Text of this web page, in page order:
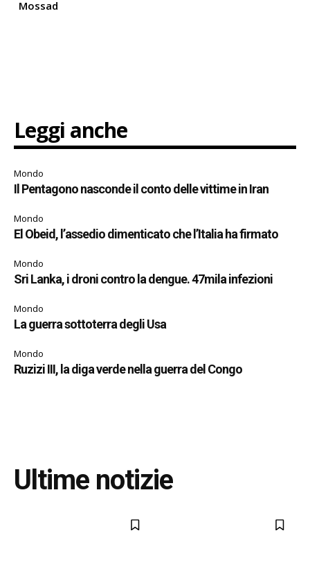
Mossad
Leggi anche
Mondo
Il Pentagono nasconde il conto delle vittime in Iran
Mondo
El Obeid, l’assedio dimenticato che l’Italia ha firmato
Mondo
Sri Lanka, i droni contro la dengue. 47mila infezioni
Mondo
La guerra sottoterra degli Usa
Mondo
Ruzizi III, la diga verde nella guerra del Congo
Ultime notizie